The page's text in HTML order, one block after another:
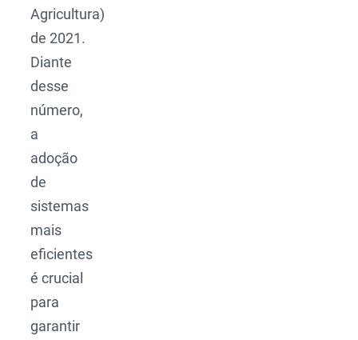
Agricultura)
de 2021.
Diante
desse
número,
a
adoção
de
sistemas
mais
eficientes
é crucial
para
garantir